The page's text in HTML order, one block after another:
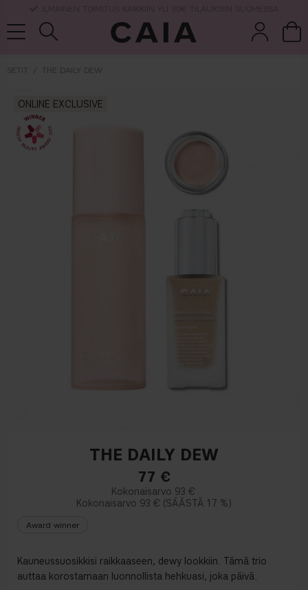
SETIT THE DAILY DEW
ONLINE EXCLUSIVE
THE DAILY DEW
77 €
93 €
93 €
17 %
Award winner
Kauneussuosikkisi raikkaaseen, dewy lookkiin. Tämä trio
auttaa korostamaan luonnollista hehkuasi, joka päivä.
hajuvesi